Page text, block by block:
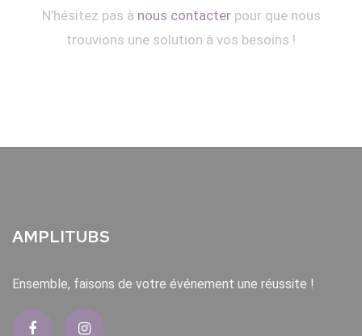
N'hésitez pas à nous contacterpour que nous
trouvions une solution à vos besoins !
AMPLITUBS
Ensemble, faisons de votre événement une réussite !